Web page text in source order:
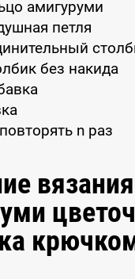
амигуруми
петля
без накида
n раз
вязания